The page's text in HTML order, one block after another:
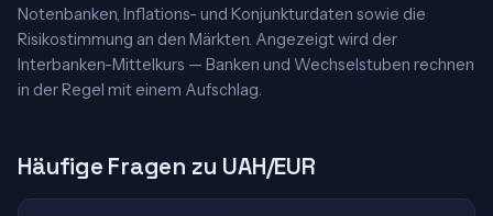
Notenbanken, Inflations- und Konjunkturdaten sowie die
Risikostimmung an den Märkten. Angezeigt wird der
Interbanken-Mittelkurs — Banken und Wechselstuben rechnen
in der Regel mit einem Aufschlag.
Häufige Fragen zu UAH/EUR